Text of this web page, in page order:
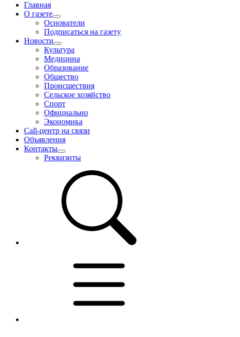
Главная
О газете
Основатели
Подписаться на газету
Новости
Культура
Медицина
Образование
Общество
Происшествия
Сельское хозяйство
Спорт
Официально
Экономика
Call-центр на связи
Объявления
Контакты
Реквизиты